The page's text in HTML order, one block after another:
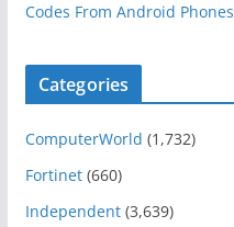
Codes From Android Phones
Categories
ComputerWorld (1,732)
Fortinet(660)
Independent(3,639)